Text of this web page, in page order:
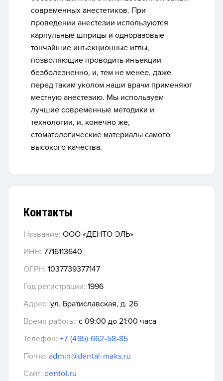
современных анестетиков. При
проведении анестезии используются
карпульные шприцы и одноразовые
тончайшие инъекционные иглы,
позволяющие проводить инъекции
безболезненно, и, тем не менее, даже
перед таким уколом наши врачи применяют
местную анестезию. Мы используем
лучшие современные методики и
технологии, и, конечно же,
стоматологические материалы самого
высокого качества.
Контакты
Название: ООО «ДЕНТО-ЭЛЬ»
ИНН: 7716113640
ОГРН: 1037739377147
Год регистрации: 1996
Адрес: ул. Братиславская, д. 26
Время работы: с 09:00 до 21:00 часа
Телефон: +7 (495) 662-58-85
Почта: admin@dental-maks.ru
Сайт: dentol.ru